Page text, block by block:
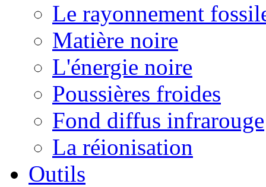
Le rayonnement
Matière noire
L'énergie noire
Poussières froides
Fond diffus infrarouge
La réionisation
Outils